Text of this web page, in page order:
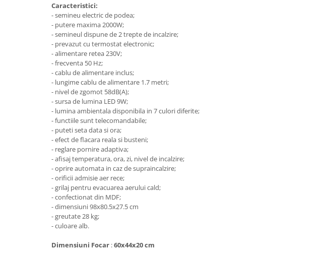
Caracteristici:
- semineu electric de podea;
- putere maxima 2000W;
- semineul dispune de 2 trepte de incalzire;
- prevazut cu termostat electronic;
- alimentare retea 230V;
- frecventa 50 Hz;
- cablu de alimentare inclus;
- lungime cablu de alimentare 1.7 metri;
- nivel de zgomot 58dB(A);
- sursa de lumina LED 9W;
- lumina ambientala disponibila in 7 culori diferite;
- functiile sunt telecomandabile;
- puteti seta data si ora;
- efect de flacara reala si busteni;
- reglare pornire adaptiva;
- afisaj temperatura, ora, zi, nivel de incalzire;
- oprire automata in caz de supraincalzire;
- orificii admisie aer rece;
- grilaj pentru evacuarea aerului cald;
- confectionat din MDF;
- dimensiuni 98x80.5x27.5 cm
- greutate 28 kg;
- culoare alb.
Dimensiuni Focar :60x44x20 cm